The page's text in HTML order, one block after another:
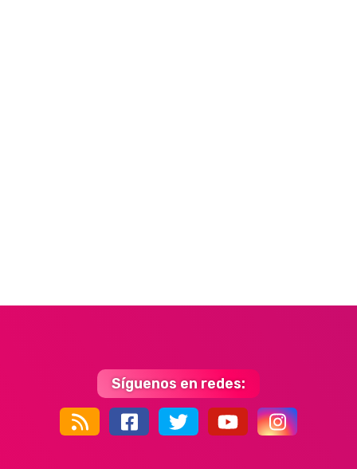
Síguenos en redes: